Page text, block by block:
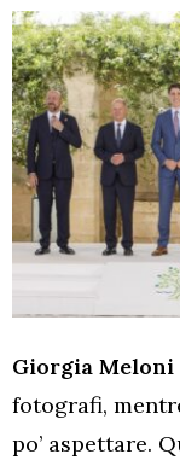
Giorgia Meloni
fotografi,
po’ aspettare.